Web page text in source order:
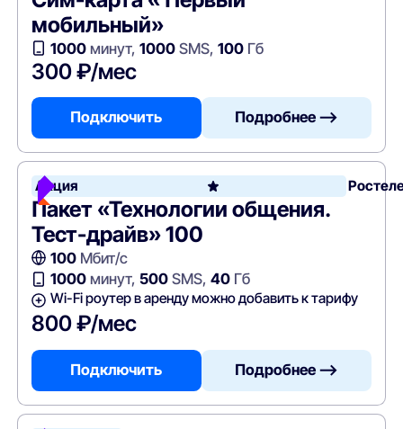
мобильный»
1000минут, 1000SMS, 100Гб
300 ₽/мес
Подключить Подробнее —>
Акция
Пакет «Технологии общения.
Тест-драйв» 100
100Мбит/с
1000минут, 500SMS, 40Гб
Wi-Fi роутер в аренду можно добавить к тарифу
800 ₽/мес
Подключить Подробнее —>